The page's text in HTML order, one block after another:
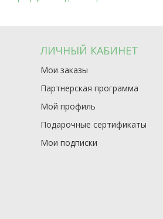
ЛИЧНЫЙ КАБИНЕТ
Мои заказы
Партнерская программа
Мой профиль
Подарочные сертификаты
Мои подписки